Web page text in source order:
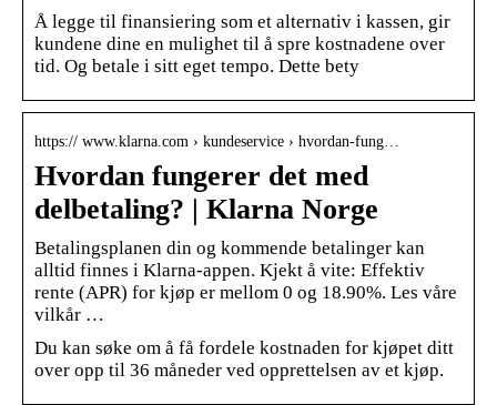
Å legge til finansiering som et alternativ i kassen, gir
kundene dine en mulighet til å spre kostnadene over
tid. Og betale i sitt eget tempo. Dette bety
https:// www.klarna.com › kundeservice › hvordan-fung…
Hvordan fungerer det med
delbetaling? | Klarna Norge
Betalingsplanen din og kommende betalinger kan
alltid finnes i Klarna-appen. Kjekt å vite: Effektiv
rente (APR) for kjøp er mellom 0 og 18.90%. Les våre
vilkår …
Du kan søke om å få fordele kostnaden for kjøpet ditt
over opp til 36 måneder ved opprettelsen av et kjøp.